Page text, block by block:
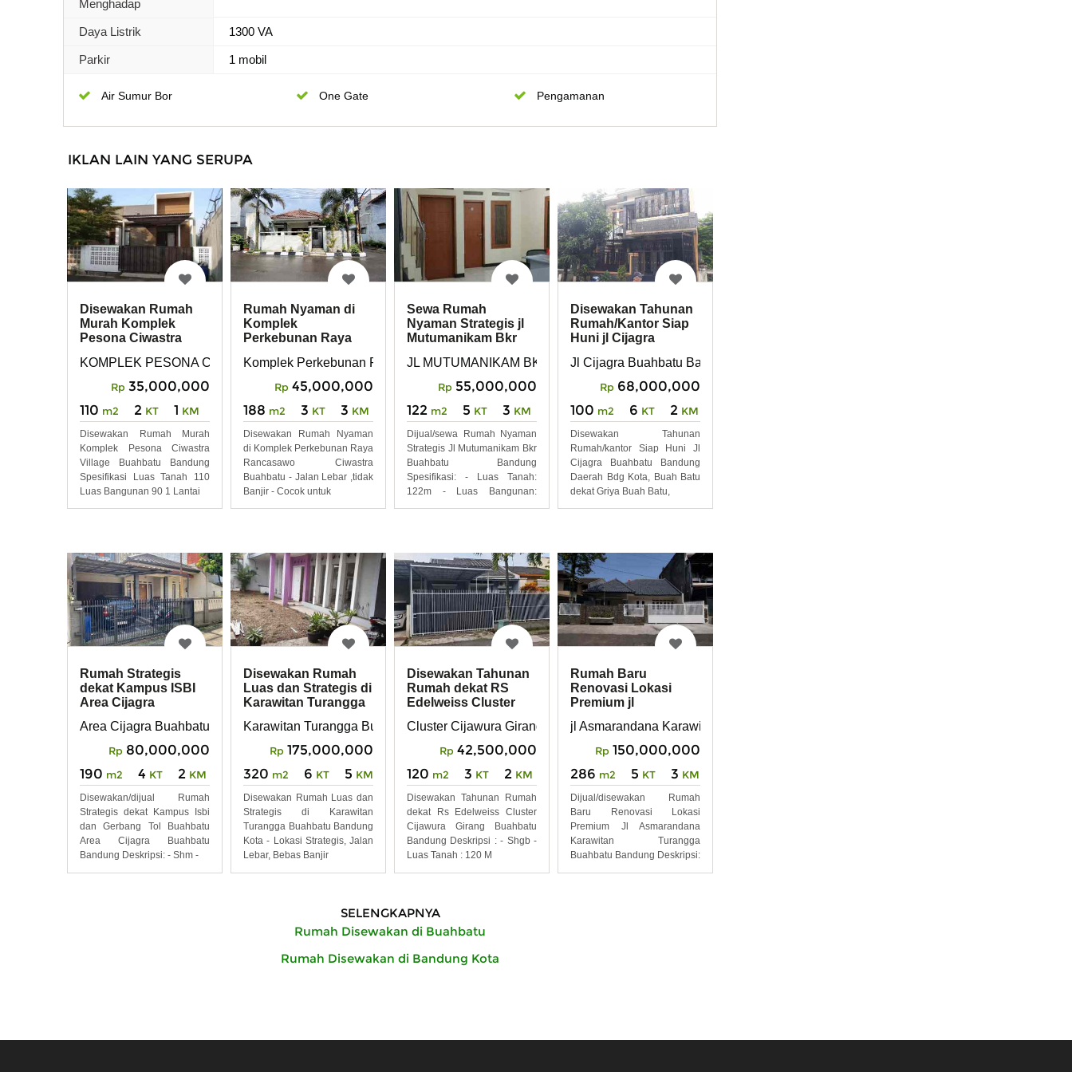
Menghadap
Daya Listrik 1300 VA
Parkir 1 mobil
Air Sumur Bor One Gate Pengamanan
IKLAN LAIN YANG SERUPA
Disewakan Rumah
Murah Komplek
Pesona Ciwastra
Bandung
KOMPLEK PESONA CIWASTRA VILLAGE BUAHBATU BANDUNG
Rp 35,000,000
110 m2 2 KT 1 KM
Disewakan Rumah Murah
Komplek Pesona Ciwastra
Village Buahbatu Bandung
Spesifikasi Luas Tanah 110
Luas Bangunan 90 1 Lantai
Rumah Nyaman di
Komplek
Perkebunan Raya
Buahbatu
Komplek Perkebunan Raya Rancasawo Ciwastra Buahbatu
Rp 45,000,000
188 m2 3 KT 3 KM
Disewakan Rumah Nyaman
di Komplek Perkebunan Raya
Rancasawo Ciwastra
Buahbatu - Jalan Lebar ,tidak
Banjir - Cocok untuk
Sewa Rumah
Nyaman Strategis jl
Mutumanikam Bkr
JL MUTUMANIKAM BKR BUAHBATU BANDUNG
Rp 55,000,000
122 m2 5 KT 3 KM
Dijual/sewa Rumah Nyaman
Strategis Jl Mutumanikam Bkr
Buahbatu Bandung
Spesifikasi: - Luas Tanah:
122m - Luas Bangunan:
Disewakan Tahunan
Rumah/Kantor Siap
Huni jl Cijagra
Jl Cijagra Buahbatu Bandung
Rp 68,000,000
100 m2 6 KT 2 KM
Disewakan Tahunan
Rumah/kantor Siap Huni Jl
Cijagra Buahbatu Bandung
Daerah Bdg Kota, Buah Batu
dekat Griya Buah Batu,
Rumah Strategis
dekat Kampus ISBI
Area Cijagra
Area Cijagra Buahbatu Bandung
Rp 80,000,000
190 m2 4 KT 2 KM
Disewakan/dijual Rumah
Strategis dekat Kampus Isbi
dan Gerbang Tol Buahbatu
Area Cijagra Buahbatu
Bandung Deskripsi: - Shm -
Disewakan Rumah
Luas dan Strategis di
Karawitan Turangga
Karawitan Turangga Buahbatu Bandung Kota
Rp 175,000,000
320 m2 6 KT 5 KM
Disewakan Rumah Luas dan
Strategis di Karawitan
Turangga Buahbatu Bandung
Kota - Lokasi Strategis, Jalan
Lebar, Bebas Banjir
Disewakan Tahunan
Rumah dekat RS
Edelweiss Cluster
Cluster Cijawura Girang Buahbatu Bandung
Rp 42,500,000
120 m2 3 KT 2 KM
Disewakan Tahunan Rumah
dekat Rs Edelweiss Cluster
Cijawura Girang Buahbatu
Bandung Deskripsi : - Shgb -
Luas Tanah : 120 M
Rumah Baru
Renovasi Lokasi
Premium jl
Karawitan Turangga
jl Asmarandana Karawitan Turangga Buahbatu Bandung
Rp 150,000,000
286 m2 5 KT 3 KM
Dijual/disewakan Rumah
Baru Renovasi Lokasi
Premium Jl Asmarandana
Karawitan Turangga
Buahbatu Bandung Deskripsi:
SELENGKAPNYA
Rumah Disewakan di Buahbatu
Rumah Disewakan di Bandung Kota